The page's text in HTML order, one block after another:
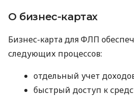
О бизнес-картах
Бизнес-карта для ФЛП
следующих процессов:
отдельный учет
быстрый доступ к